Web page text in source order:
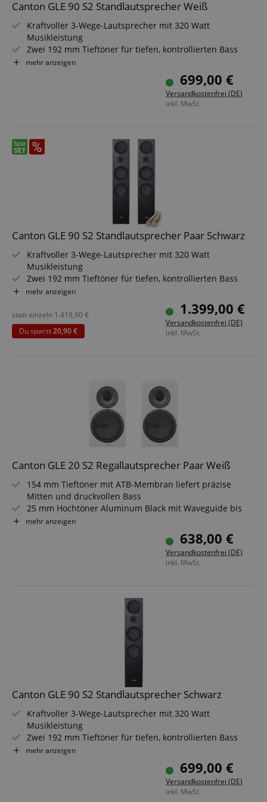
Canton GLE 90 S2 Standlautsprecher Weiß
Kraftvoller 3-Wege-Lautsprecher mit 320 Watt
Musikleistung
Zwei 192 mm Tieftöner für tiefen, kontrollierten Bass
174 mm Mitteltöner aus Aluminium Titan Black für
25 mm Hochtöner mit Waveguide für präzise Höhen
Elegantes Design mit magnetischer Stoffabdeckung
Ideal für Stereo- und Heimkino-Systeme geeignet
mehr anzeigen
699,00 €
Versandkostenfrei (DE)
inkl. MwSt.
Canton GLE 90 S2 Standlautsprecher Paar Schwarz
Kraftvoller 3-Wege-Lautsprecher mit 320 Watt
Musikleistung
Zwei 192 mm Tieftöner für tiefen, kontrollierten Bass
174 mm Mitteltöner aus Aluminium Titan Black für
25 mm Hochtöner mit Waveguide für präzise Höhen
Elegantes Design mit magnetischer Stoffabdeckung
Ideal für Stereo- und Heimkino-Systeme geeignet
mehr anzeigen
1.399,00 €
Versandkostenfrei (DE)
inkl. MwSt.
statt einzeln 1.419,90 €
Du sparst20,90 €
Canton GLE 20 S2 Regallautsprecher Paar Weiß
154 mm Tieftöner mit ATB-Membran liefert präzise
Mitten und druckvollen Bass
25 mm Hochtöner Aluminum Black mit Waveguide bis
40.000 Hz Übertragungsbereich
2-Wege Bassreflex Prinzip für kontrolliertes,
Nennbelastbarkeit 70 Watt / Musikbelastbarkeit 130
mehr anzeigen
638,00 €
Versandkostenfrei (DE)
inkl. MwSt.
Canton GLE 90 S2 Standlautsprecher Schwarz
Kraftvoller 3-Wege-Lautsprecher mit 320 Watt
Musikleistung
Zwei 192 mm Tieftöner für tiefen, kontrollierten Bass
174 mm Mitteltöner aus Aluminium Titan Black für
25 mm Hochtöner mit Waveguide für präzise Höhen
Elegantes Design mit magnetischer Stoffabdeckung
Ideal für Stereo- und Heimkino-Systeme geeignet
mehr anzeigen
699,00 €
Versandkostenfrei (DE)
inkl. MwSt.